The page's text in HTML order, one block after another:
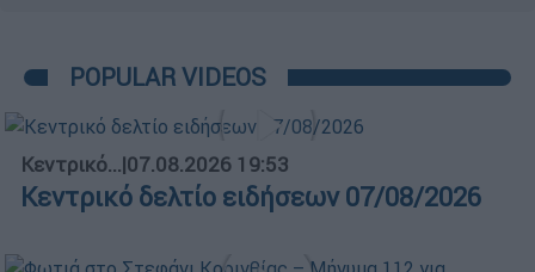
POPULAR VIDEOS
Κεντρικό...|07.08.2026 19:53
Κεντρικό δελτίο ειδήσεων 07/08/2026